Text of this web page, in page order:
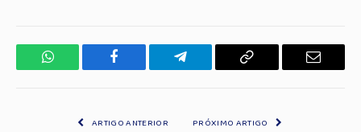
WhatsApp Facebook Telegrama Copiar
E-
ARTIGO ANTERIOR
PRÓXIMO ARTIGO